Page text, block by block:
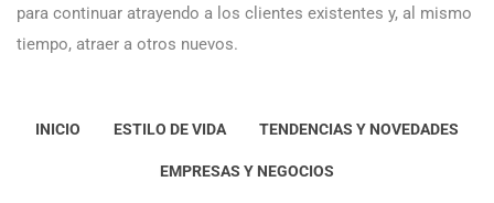
para continuar atrayendo a los clientes existentes y, al mismo
tiempo, atraer a otros nuevos.
INICIO ESTILO DE VIDA TENDENCIAS Y NOVEDADES
EMPRESAS Y NEGOCIOS